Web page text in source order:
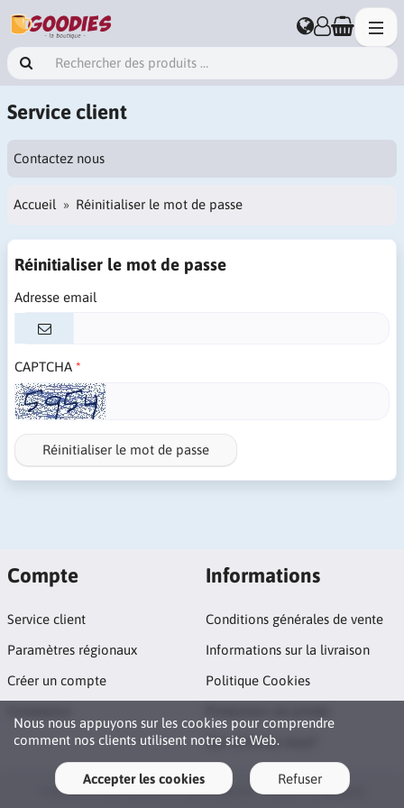
Service client
Contactez nous
Accueil Réinitialiser le mot de passe
Réinitialiser le mot de passe
Adresse email
CAPTCHA
Réinitialiser le mot de passe
Nous nous appuyons sur les cookies pour comprendre
comment nos clients utilisent notre site Web.
Accepter les cookies Refuser
Compte
Service client
Paramètres régionaux
Créer un compte
Informations
Conditions générales de vente
Informations sur la livraison
Politique Cookies
Qui sommes nous?
Copyright © 2026 Goodies. All rights reserved · Powered by LiteCart®